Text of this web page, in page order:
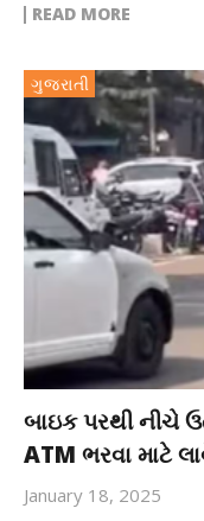
READ MORE
ગુજરાતી
બાઇક પરથી નીચે
ATM ભરવા માટે
January 18, 2025